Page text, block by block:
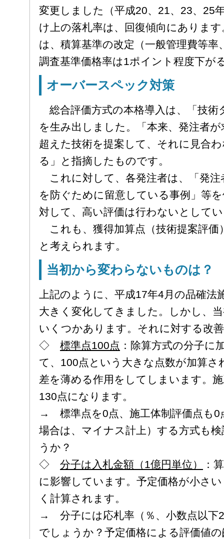
変更しました（平成20、21、23、25
け上の落札率は、回復傾向にありま
は、積算基準の改定（一般管理費等率
調査基準価格率は1ポイント程度下が
オーバースペック対策
総合評価方式の本格導入は、「技術
を生み出しました。「本来、発注者
超えた技術を提案して、それに見合
る」と指摘したものです。
これに対して、各発注者は、「発
を防ぐために留意している事例」等
対して、高い評価は行わないとして
これも、獲得加算点（技術提案評価
と考えられます。
当初から変わらないものは？
上記のように、平成17年4月の品確法
大きく変化してきました。しかし、
いくつかあります。それに対する改
◇ 標準点100点 ：除算方式の分子に
て、100点という大きな点数が加算さ
差を薄める作用をしてしまいます。
130点になります。
→ 標準点を0点、施工体制評価点も0
場合は、マイナス計上）する方式も
うか？
◇ 分子は入札金額（1億円単位）
：
に影響しています。予定価格が小さ
く計算されます。
→ 分子には応札率（％、小数点以下
でしょうか？予定価格による評価値